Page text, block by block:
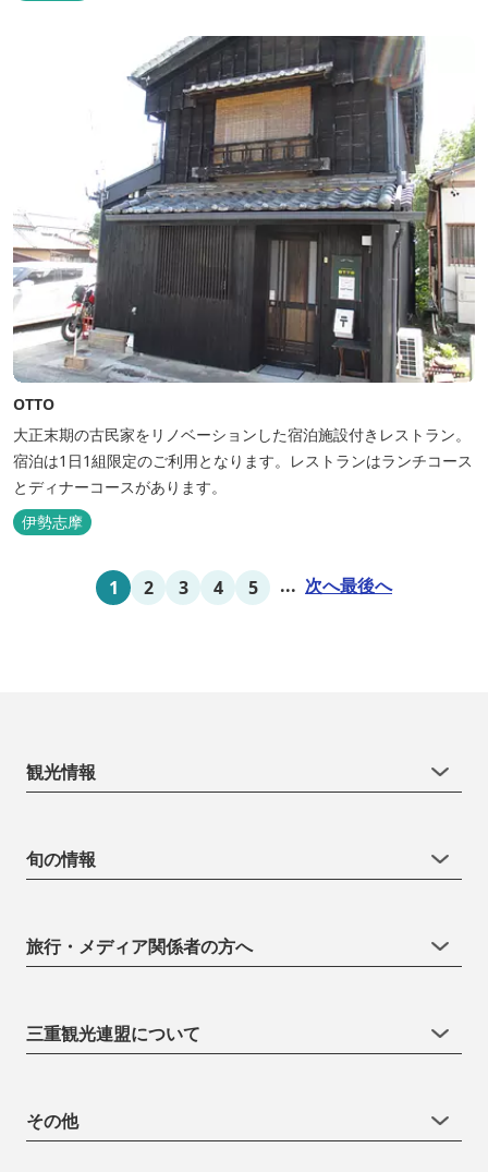
OTTO
大正末期の古民家をリノベーションした宿泊施設付きレストラン。
宿泊は1日1組限定のご利用となります。レストランはランチコース
とディナーコースがあります。
伊勢志摩
1 2 3 4 5 ... 次へ最後へ
観光情報
旬の情報
旅行・メディア関係者の方へ
三重観光連盟について
その他